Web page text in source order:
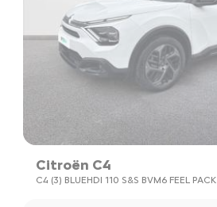
Citroën C4
C4 (3) BLUEHDI 110 S&S BVM6 FEEL PACK